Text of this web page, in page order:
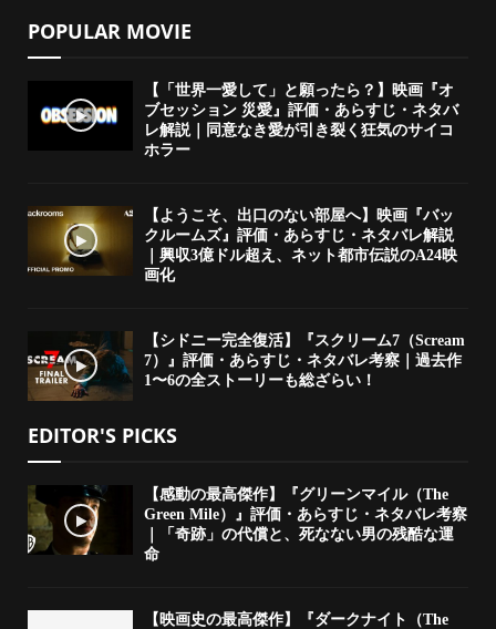
POPULAR MOVIE
【「世界一愛して」と願ったら？】映画『オ
ブセッション 災愛』評価・あらすじ・ネタバ
レ解説｜同意なき愛が引き裂く狂気のサイコ
ホラー
【ようこそ、出口のない部屋へ】映画『バッ
クルームズ』評価・あらすじ・ネタバレ解説
｜興収3億ドル超え、ネット都市伝説のA24映
画化
【シドニー完全復活】『スクリーム7（Scream
7）』評価・あらすじ・ネタバレ考察｜過去作
1〜6の全ストーリーも総ざらい！
EDITOR'S PICKS
【感動の最高傑作】『グリーンマイル（The
Green Mile）』評価・あらすじ・ネタバレ考察
｜「奇跡」の代償と、死なない男の残酷な運
命
【映画史の最高傑作】『ダークナイト（The